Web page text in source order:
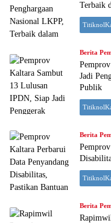
Terbaik
Berita
Jadi
Publik
Berita
Berita